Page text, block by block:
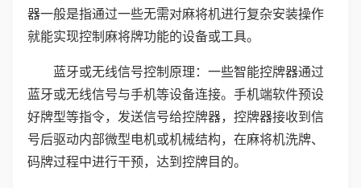
器一般是指通过一些无需对麻将机进行复杂安装操作
就能实现控制麻将牌功能的设备或工具。
蓝牙或无线信号控制原理：一些智能控牌器通过
蓝牙或无线信号与手机等设备连接。手机端软件预设
好牌型等指令，发送信号给控牌器，控牌器接收到信
号后驱动内部微型电机或机械结构，在麻将机洗牌、
码牌过程中进行干预，达到控牌目的。